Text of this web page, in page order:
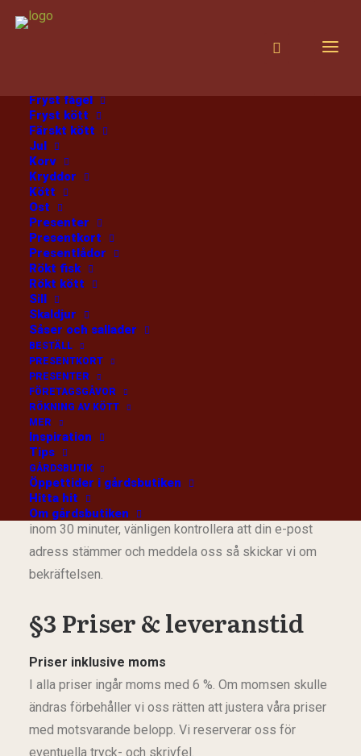
PRODUKTER
Alla produkter
Fryst fågel
Fryst kött
Färskt kött
Jul
Korv
Kryddor
Kött
Ost
Presenter
Presentkort
Presentlådor
Rökt fisk
Rökt kött
Sill
Skaldjur
Såser och sallader
BESTÄLL
PRESENTKORT
PRESENTER
FÖRETAGSGÅVOR
RÖKNING AV KÖTT
MER
Inspiration
Tips
GÅRDSBUTIK
Öppettider i gårdsbutiken
Hitta hit
Om gårdsbutiken
§1 Allmänna köpvillkor
Om du är under 18 år så måste du ha målsmans
tillstånd att beställa hos oss. Bedrägeriförsök
polisanmäls alltid av oss.
§2 Betalning
Swish
Du kan betala med Swish både i webbshopen och i
gårdsbutiken. Vi sparar inga känsliga uppgifter i
kopplingen mot swish.
Kvitto/Orderbekräftelse
När du lagt en godkänd beställning så erhåller du ett
e-postmeddelande som gäller som orderbekräftelse.
Tillsammans med din leverans får du sedan ett
papperskvitto. Om du inte fått en orderbekräftelse
inom 30 minuter, vänligen kontrollera att din e-post
adress stämmer och meddela oss så skickar vi om
bekräftelsen.
§3 Priser & leveranstid
Priser inklusive moms
I alla priser ingår moms med 6 %. Om momsen skulle
ändras förbehåller vi oss rätten att justera våra priser
med motsvarande belopp. Vi reserverar oss för
eventuella tryck- och skrivfel.